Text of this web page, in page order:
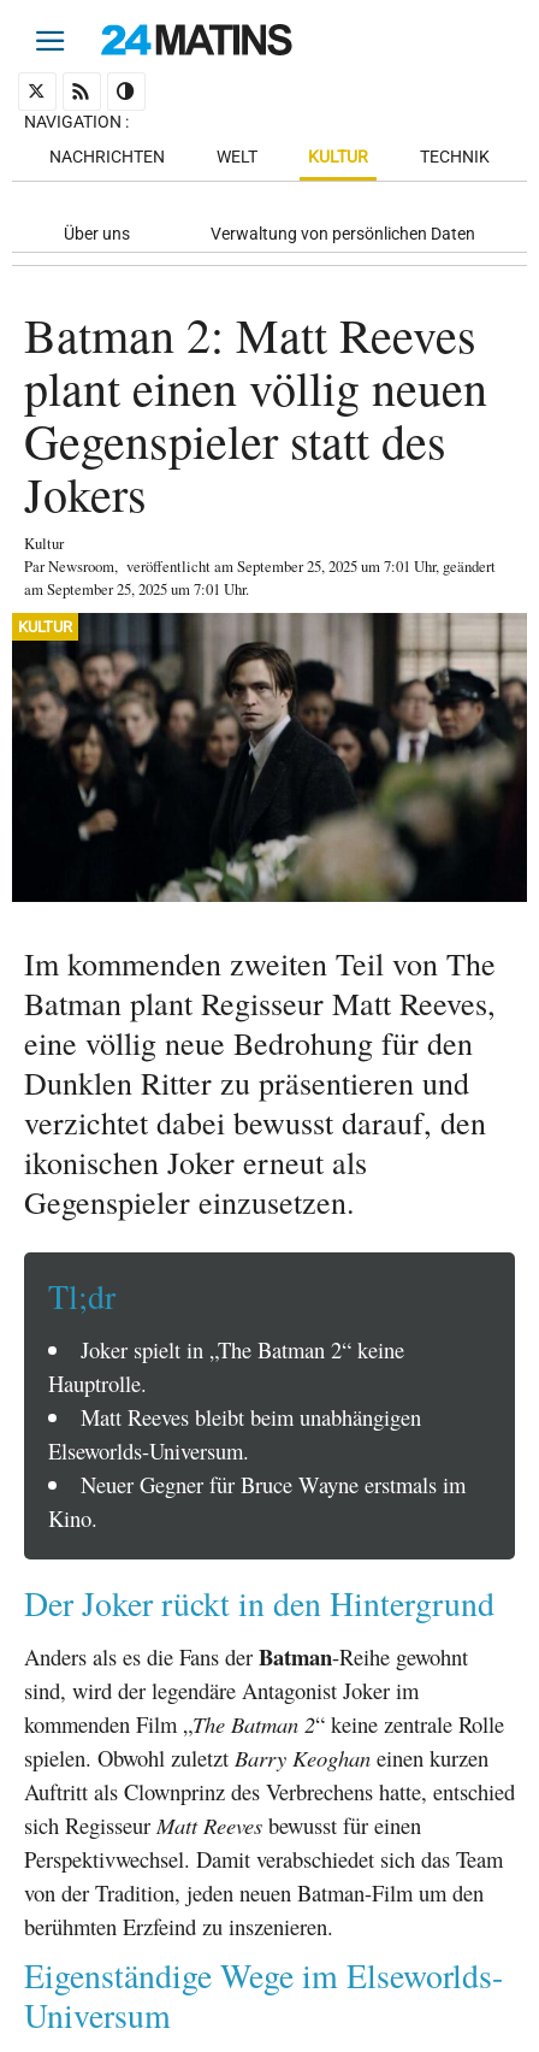
NAVIGATION :
NACHRICHTEN
WELT KULTUR TECHNIK
Über uns Verwaltung von persönlichen Daten
Batman 2: Matt Reeves
plant einen völlig neuen
Gegenspieler statt des
Jokers
Kultur
ParNewsroom, veröffentlicht amSeptember 25, 2025um 7:01 Uhr, geändert
am September 25, 2025 um 7:01 Uhr.
KULTUR
Im kommenden zweiten Teil von The
Batman plant Regisseur Matt Reeves,
eine völlig neue Bedrohung für den
Dunklen Ritter zu präsentieren und
verzichtet dabei bewusst darauf, den
ikonischen Joker erneut als
Gegenspieler einzusetzen.
Tl;dr
Joker spielt in „The Batman 2“ keine
Hauptrolle.
Matt Reeves bleibt beim unabhängigen
Elseworlds-Universum.
Neuer Gegner für Bruce Wayne erstmals im
Kino.
Der Joker rückt in den Hintergrund
Anders als es die Fans der Batman-Reihe gewohnt
sind, wird der legendäre Antagonist Joker im
kommenden Film „The Batman 2“ keine zentrale Rolle
spielen. Obwohl zuletzt Barry Keoghan einen kurzen
Auftritt als Clownprinz des Verbrechens hatte, entschied
sich RegisseurMatt Reeves bewusst für einen
Perspektivwechsel. Damit verabschiedet sich das Team
von der Tradition, jeden neuen Batman-Film um den
berühmten Erzfeind zu inszenieren.
Eigenständige Wege im Elseworlds-
Universum